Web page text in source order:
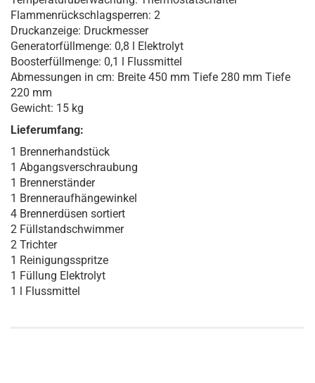
Flammenrückschlagsperren: 2
Druckanzeige: Druckmesser
Generatorfüllmenge: 0,8 l Elektrolyt
Boosterfüllmenge: 0,1 l Flussmittel
Abmessungen in cm: Breite 450 mm Tiefe 280 mm Tiefe
220 mm
Gewicht: 15 kg
Lieferumfang:
1 Brennerhandstück
1 Abgangsverschraubung
1 Brennerständer
1 Brenneraufhängewinkel
4 Brennerdüsen sortiert
2 Füllstandschwimmer
2 Trichter
1 Reinigungsspritze
1 Füllung Elektrolyt
1 l Flussmittel